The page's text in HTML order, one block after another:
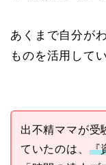
あくまで自分が
ものを活用して
出不精ママが受
ていたのは、 『